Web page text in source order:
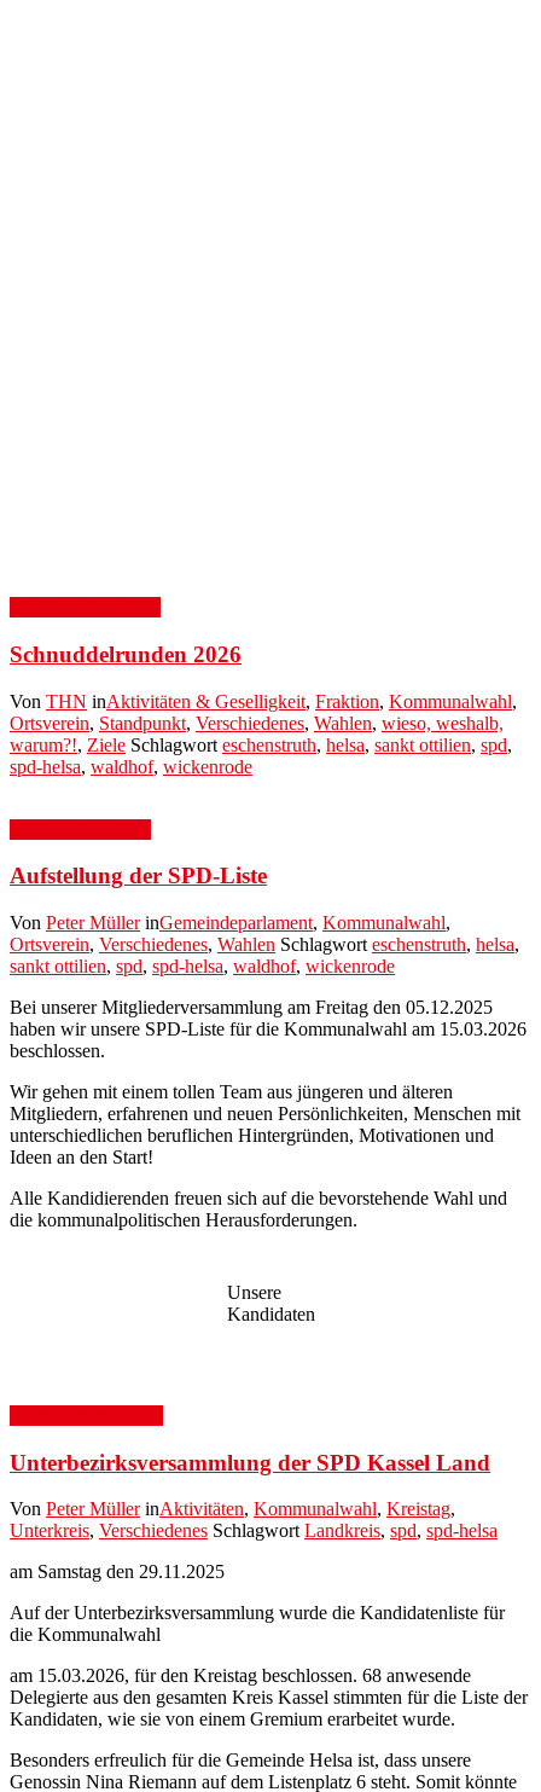
Schnuddelrunden 2026
Von THN inAktivitäten & Geselligkeit, Fraktion, Kommunalwahl,
Ortsverein, Standpunkt, Verschiedenes, Wahlen, wieso, weshalb,
warum?!, Ziele Schlagwort eschenstruth, helsa, sankt ottilien, spd,
spd-helsa, waldhof, wickenrode
Aufstellung der SPD-Liste
Von Peter Müller inGemeindeparlament, Kommunalwahl,
Ortsverein, Verschiedenes, Wahlen Schlagwort eschenstruth, helsa,
sankt ottilien, spd, spd-helsa, waldhof, wickenrode
Bei unserer Mitgliederversammlung am Freitag den 05.12.2025
haben wir unsere SPD-Liste für die Kommunalwahl am 15.03.2026
beschlossen.
Wir gehen mit einem tollen Team aus jüngeren und älteren
Mitgliedern, erfahrenen und neuen Persönlichkeiten, Menschen mit
unterschiedlichen beruflichen Hintergründen, Motivationen und
Ideen an den Start!
Alle Kandidierenden freuen sich auf die bevorstehende Wahl und
die kommunalpolitischen Herausforderungen.
Unsere
Kandidaten
Unterbezirksversammlung der SPD Kassel Land
Von Peter Müller inAktivitäten, Kommunalwahl, Kreistag,
Unterkreis, Verschiedenes SchlagwortLandkreis, spd, spd-helsa
am Samstag den 29.11.2025
Auf der Unterbezirksversammlung wurde die Kandidatenliste für
die Kommunalwahl
am 15.03.2026, für den Kreistag beschlossen. 68 anwesende
Delegierte aus den gesamten Kreis Kassel stimmten für die Liste der
Kandidaten, wie sie von einem Gremium erarbeitet wurde.
Besonders erfreulich für die Gemeinde Helsa ist, dass unsere
Genossin Nina Riemann auf dem Listenplatz 6 steht. Somit könnte